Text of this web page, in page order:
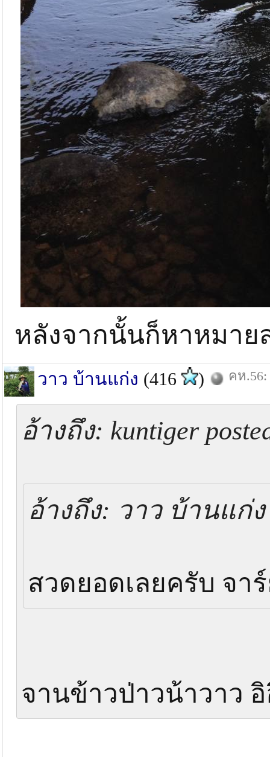
หลังจากนั้นก็หาหมา
วาว บ้านแก่ง (416 ) คห.56:
อ้างถึง: kuntiger
อ้างถึง: วาว บ้านแก่ง
สวดยอดเลยครับ จา
จานข้าวป่าวน้าวาว